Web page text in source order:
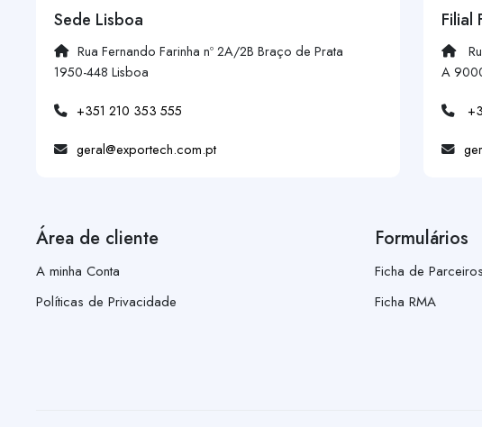
Sede Lisboa
Rua Fernando Farinha nº 2A/2B Braço de Prata
1950-448 Lisboa
+351 210 353 555
geral@exportech.com.pt
Filial
A
Área de cliente
A minha Conta
Políticas de Privacidade
Formulários
Ficha de Parceiros
Ficha RMA